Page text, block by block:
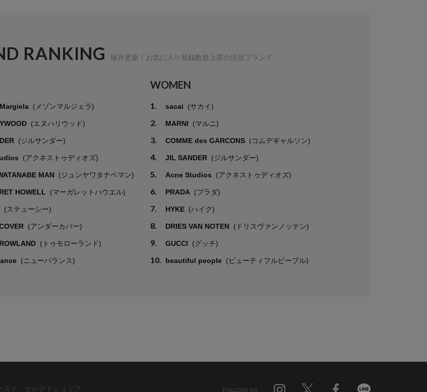
RANKING 毎月更新！お気に入り登録数急上昇の注目ブランド
(メゾンマルジェラ)
(エヌハリウッド)
(ジルサンダー)
(アクネストゥディオズ)
MAN (ジュンヤワタナベマン)
HOWELL (マーガレットハウエル)
(ステューシー)
(アンダーカバー)
(トゥモローランド)
(ニューバランス)
WOMEN
1. sacai (サカイ)
2. MARNI (マルニ)
3. COMME des GARCONS (コムデギャルソン)
4. JIL SANDER (ジルサンダー)
5. Acne Studios (アクネストゥディオズ)
6. PRADA (プラダ)
7. HYKE (ハイク)
8. DRIES VAN NOTEN (ドリスヴァンノッテン)
9. GUCCI (グッチ)
10. beautiful people (ビューティフルピープル)
ド・セレクトショップ FOLLOW US